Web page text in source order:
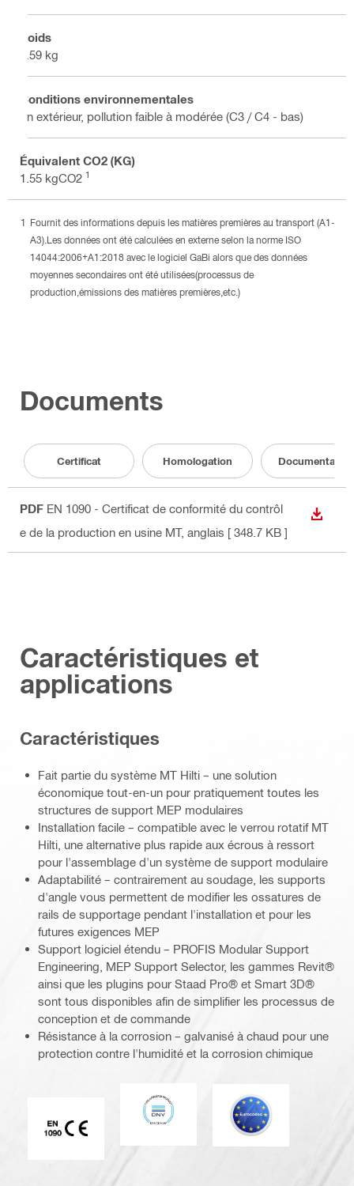
Poids
0.59 kg
Conditions environnementales
En extérieur, pollution faible à modérée (C3 / C4 - bas)
Équivalent CO2 (KG)
1.55 kgCO2 1
Fournit des informations depuis les matières premières au transport (A1-
A3).Les données ont été calculées en externe selon la norme ISO
14044:2006+A1:2018 avec le logiciel GaBi alors que des données
moyennes secondaires ont été utilisées(processus de
production,émissions des matières premières,etc.)
Documents
Certificat Homologation Documentation
PDF EN 1090 - Certificat de conformité du contrôl
e de la production en usine MT, anglais [ 348.7 KB ]
Caractéristiques et
applications
Caractéristiques
Fait partie du système MT Hilti – une solution
économique tout-en-un pour pratiquement toutes les
structures de support MEP modulaires
Installation facile – compatible avec le verrou rotatif MT
Hilti, une alternative plus rapide aux écrous à ressort
pour l'assemblage d'un système de support modulaire
Adaptabilité – contrairement au soudage, les supports
d'angle vous permettent de modifier les ossatures de
rails de supportage pendant l'installation et pour les
futures exigences MEP
Support logiciel étendu – PROFIS Modular Support
Engineering, MEP Support Selector, les gammes Revit®
ainsi que les plugins pour Staad Pro® et Smart 3D®
sont tous disponibles afin de simplifier les processus de
conception et de commande
Résistance à la corrosion – galvanisé à chaud pour une
protection contre l'humidité et la corrosion chimique
Marque CE EN 1090
DNV Eurocode